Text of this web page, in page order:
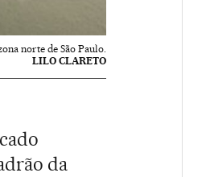
norte de São Paulo.
LILO CLARETO
da